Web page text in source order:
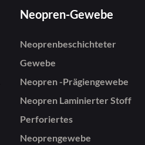
Neopren-Gewebe
Neoprenbeschichteter
Gewebe
Neopren -Prägiengewebe
Neopren Laminierter Stoff
Perforiertes
Neoprengewebe